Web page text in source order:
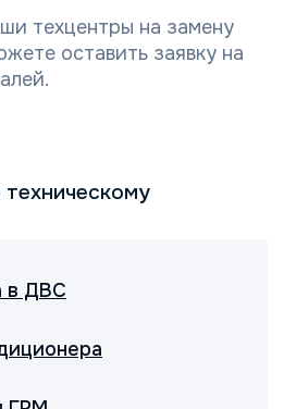
техцентры на замену
оставить заявку на
в ДВС